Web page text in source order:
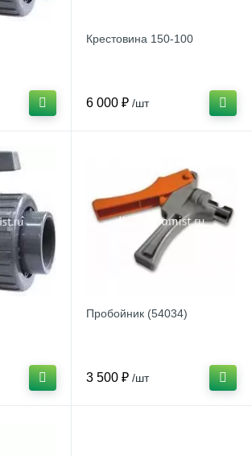
Крестовина 150-100
6 000 ₽ /шт
Пробойник (54034)
3 500 ₽ /шт